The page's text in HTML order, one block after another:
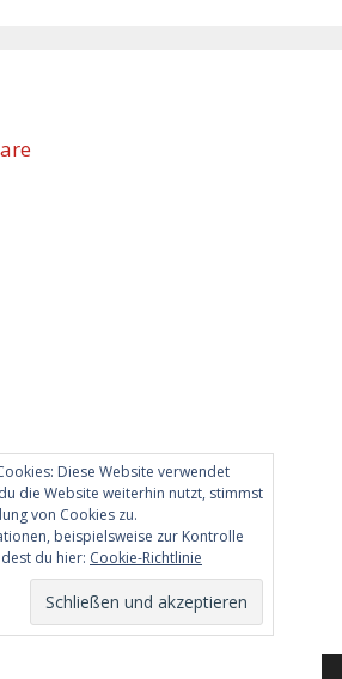
Diese Website verwendet
die Website weiterhin nutzt, stimmst
von Cookies zu.
beispielsweise zur Kontrolle
du hier: Cookie-Richtlinie